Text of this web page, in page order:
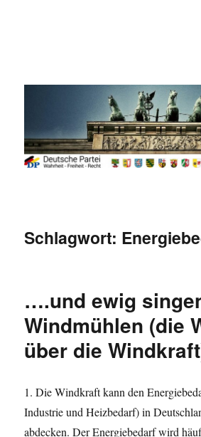
Schlagwort:
….und ewig
Windmühlen (die
über die
1. Die Windkraft kann den
Industrie und Heizbedarf) in
abdecken. Der Energiebedarf wird